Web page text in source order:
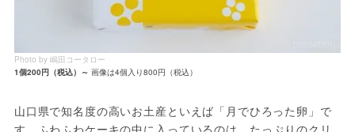
Photo by 嶋田コータロー
1個200円（税込）～ 画像は4個入り800円（税込）
山口県で知名度の高いお土産といえば「月でひろった卵」で